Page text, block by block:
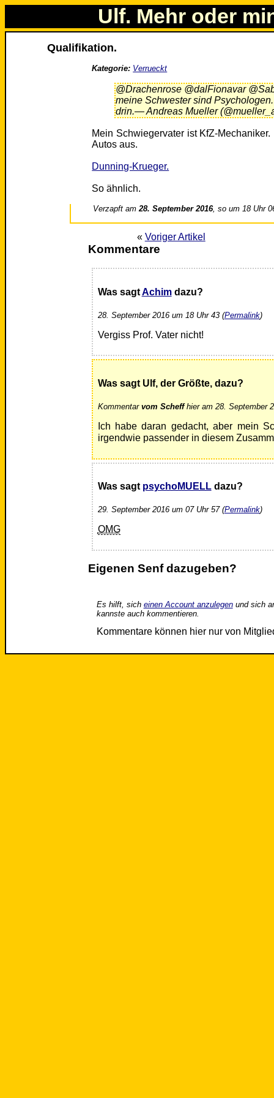
Ulf. Mehr oder
Qualifikation.
Kategorie: Verrueckt
@Drachenrose @dalFionavar
meine Schwester sind
drin.— Andreas Mueller
Mein Schwiegervater ist KfZ-
Autos aus.
Dunning-Krueger.
So ähnlich.
Verzapft am28. September 2016, so um 18 Uhr
« Voriger Artikel
Kommentare
Was sagtAchimdazu?
28. September 2016 um 18 Uhr 43 (Permalink)
Vergiss Prof. Vater nicht!
Was sagt Ulf, der Größte, dazu?
Kommentar vom Scheffhier am 28. September
Ich habe daran gedacht, aber mein
irgendwie passender in diesem
Was sagt psychoMUELLdazu?
29. September 2016 um 07 Uhr 57 (Permalink)
OMG
Eigenen Senf dazugeben?
Es hilft, sich einen Account anzulegenund sich
kannste auch kommentieren.
Kommentare können hier nur von